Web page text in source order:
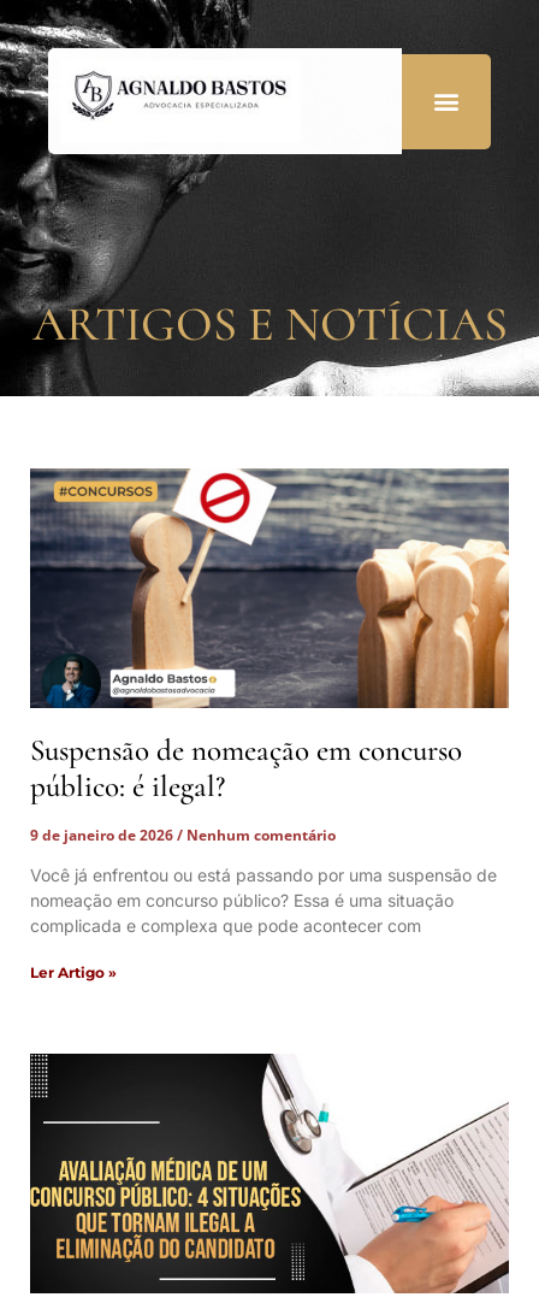
ARTIGOS E NOTÍCIAS
Suspensão de nomeação em concurso
público: é ilegal?
9 de janeiro de 2026
Nenhum comentário
Você já enfrentou ou está passando por uma suspensão de
nomeação em concurso público? Essa é uma situação
complicada e complexa que pode acontecer com
Ler Artigo »